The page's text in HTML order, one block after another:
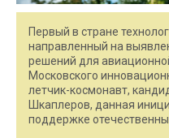
Первый в стране
направленный на
решений для
Московского
летчик-космонавт,
Шкаплеров, данная
поддержке